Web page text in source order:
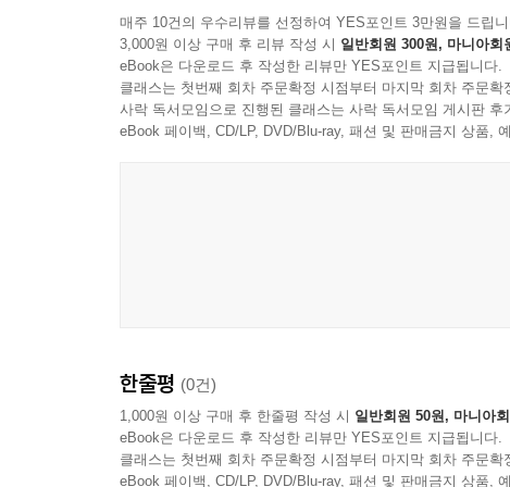
매주 10건의 우수리뷰를 선정하여 YES포인트 3만원을 드립
3,000원 이상 구매 후 리뷰 작성 시 일반회원 300원, 마니아회
eBook은 다운로드 후 작성한 리뷰만 YES포인트 지급됩니다.
클래스는 첫번째 회차 주문확정 시점부터 마지막 회차 주문
사락 독서모임으로 진행된 클래스는 사락 독서모임 게시판 후
eBook 페이백, CD/LP, DVD/Blu-ray, 패션 및 판매금지 상품,
한줄평 (0건)
1,000원 이상 구매 후 한줄평 작성 시 일반회원 50원, 마니아
eBook은 다운로드 후 작성한 리뷰만 YES포인트 지급됩니다.
클래스는 첫번째 회차 주문확정 시점부터 마지막 회차 주문
eBook 페이백, CD/LP, DVD/Blu-ray, 패션 및 판매금지 상품,